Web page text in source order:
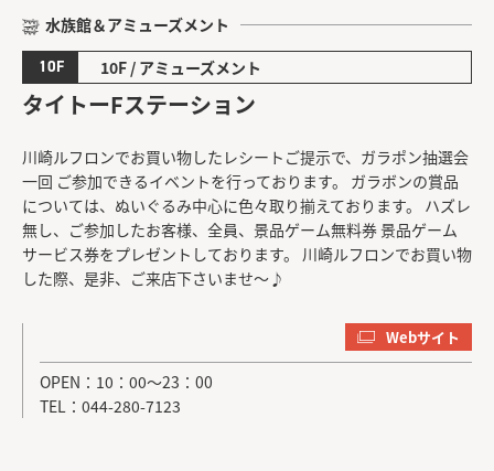
水族館＆アミューズメント
10F 10F / アミューズメント
タイトーFステーション
川崎ルフロンでお買い物したレシートご提示で、ガラポン抽選会
一回 ご参加できるイベントを行っております。 ガラボンの賞品
については、ぬいぐるみ中心に色々取り揃えております。 ハズレ
無し、ご参加したお客様、全員、景品ゲーム無料券 景品ゲーム
サービス券をプレゼントしております。 川崎ルフロンでお買い物
した際、是非、ご来店下さいませ～♪
Webサイト
OPEN：10：00〜23：00
TEL：044-280-7123